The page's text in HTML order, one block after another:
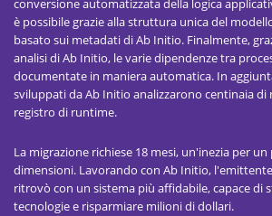
conversione automatizzata della logica
è possibile grazie alla struttura unica del
basato sui metadati di Ab Initio. Finalmente,
analisi di Ab Initio, le varie dipendenze tra
documentate in maniera automatica. In
sviluppati da Ab Initio analizzarono centinaia di
registro di runtime.
La migrazione richiese 18 mesi, un'inezia per
dimensioni. Lavorando con Ab Initio,
ritrovò con un sistema più affidabile, capace di
tecnologie e risparmiare milioni di dollari.